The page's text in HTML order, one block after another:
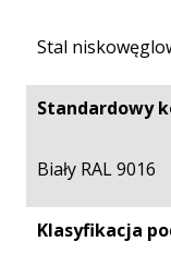
Stal
Standardowy
Biały RAL 9016
Klasyfikacja